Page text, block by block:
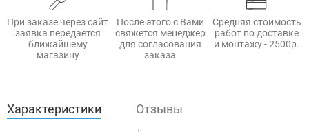
При заказе через сайт
заявка передается
ближайшему
магазину
После этого с Вами
свяжется менеджер
для согласования
заказа
Средняя стоимость
работ по доставке
и монтажу - 2500р.
Характеристики Отзывы